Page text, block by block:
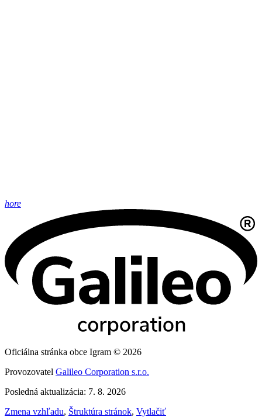
hore
Oficiálna stránka obce Igram © 2026
Provozovatel Galileo Corporation s.r.o.
Posledná aktualizácia: 7. 8. 2026
Zmena vzhľadu, Štruktúra stránok, Vytlačiť